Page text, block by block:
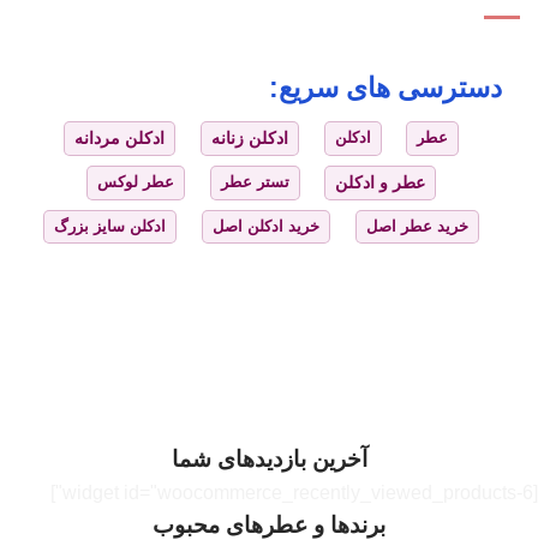
دسترسی های سریع:
عطر ادکلن ادکلن زنانه ادکلن مردانه
عطر و ادکلن تستر عطر عطر لوکس
خرید عطر اصل خرید ادکلن اصل ادکلن سایز بزرگ
آخرین بازدیدهای شما
برندها و عطرهای محبوب